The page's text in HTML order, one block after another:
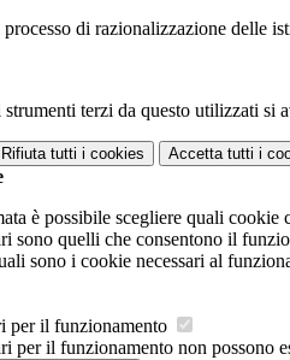
di razionalizzazione delle
terzi da questo utilizzati si
Rifiuta tutti i cookies Accetta tutti i
è possibile scegliere quali cookie
sono quelli che consentono il
sono i cookie necessari al
per il funzionamento
per il funzionamento non possono